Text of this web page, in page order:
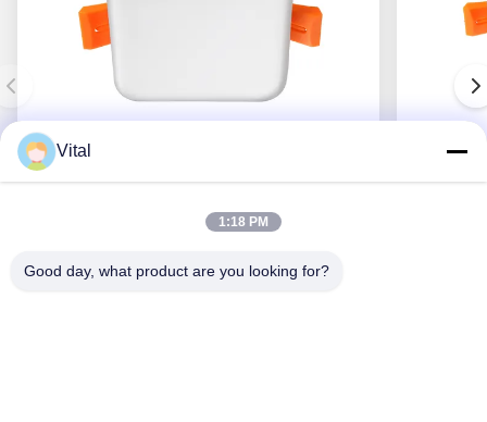
En İyi Fiyatı Alın
Vital
1:18 PM
Good day, what product are you looking for?